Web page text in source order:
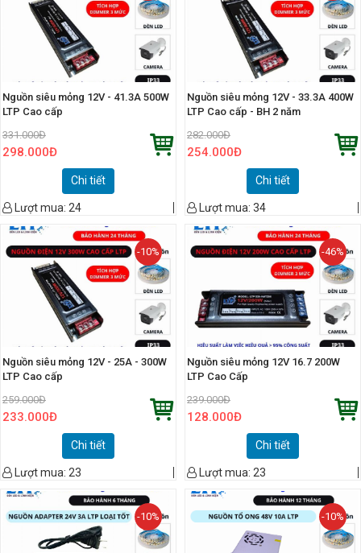
Nguồn siêu mỏng 12V - 41.3A 500W
LTP Cao cấp
331.000Đ
298.000Đ
Chi tiết
Lượt mua: 24
Nguồn siêu mỏng 12V - 33.3A 400W
LTP Cao cấp - BH 2 năm
282.000Đ
254.000Đ
Chi tiết
Lượt mua: 34
-10%
Nguồn siêu mỏng 12V - 25A - 300W
LTP Cao cấp
259.000Đ
233.000Đ
Chi tiết
Lượt mua: 23
-46%
Nguồn siêu mỏng 12V 16.7 200W
LTP Cao Cấp
239.000Đ
128.000Đ
Chi tiết
Lượt mua: 23
-10% -10%